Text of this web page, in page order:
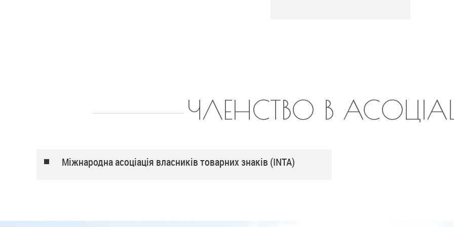
ЧЛЕНСТВО В
Міжнародна асоціація власників товарних знаків (INTA)